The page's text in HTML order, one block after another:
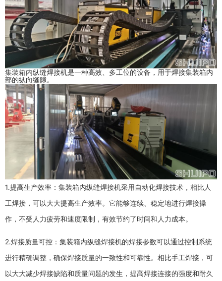
集装箱内纵缝焊接机是一种高效、多工位的设备，用于焊接集装箱内
部的纵向缝隙。
1.提高生产效率：集装箱内纵缝焊接机采用自动化焊接技术，相比人
工焊接，可以大大提高生产效率。它能够连续、稳定地进行焊接操
作，不受人力疲劳和速度限制，有效节约了时间和人力成本。
2.焊接质量可控：集装箱内纵缝焊接机的焊接参数可以通过控制系统
进行精确调整，确保焊接质量的一致性和可靠性。相比手工焊接，可
以大大减少焊接缺陷和质量问题的发生，提高焊接连接的强度和耐久